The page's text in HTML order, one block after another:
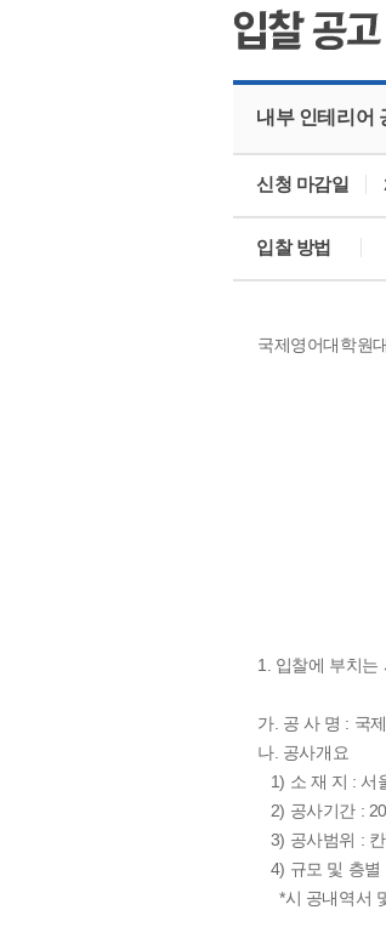
내부 인테리어
신청 마감일
입찰 방법
국제영어대학원
1. 입찰에 부치는
가. 공 사 명 : 국
나. 공사개요
1) 소 재 지 : 서
2) 공사기간 :
3) 공사범위 : 칸
4) 규모 및 층별
*시 공내역서